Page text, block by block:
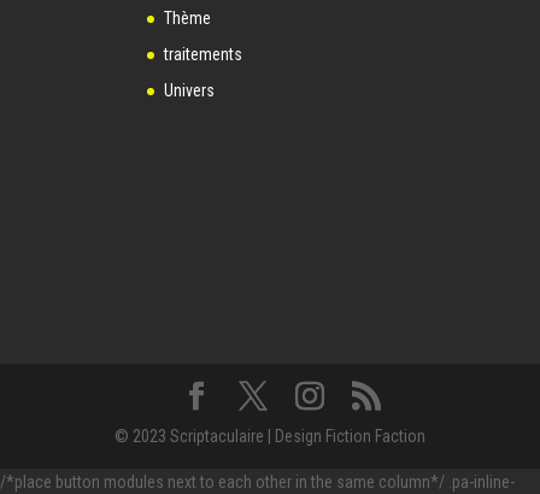
Thème
traitements
Univers
© 2023 Scriptaculaire | Design Fiction Faction
/*place button modules next to each other in the same column*/ .pa-inline-